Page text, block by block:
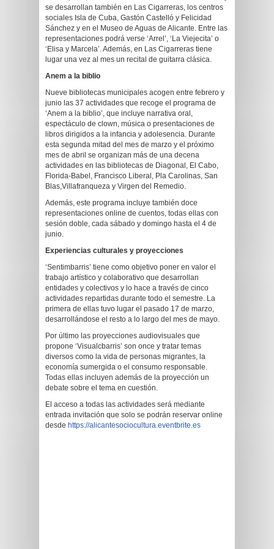
se desarrollan también en Las Cigarreras, los centros
sociales Isla de Cuba, Gastón Castelló y Felicidad
Sánchez y en el Museo de Aguas de Alicante. Entre las
representaciones podrá verse ‘Arrel’, ‘La Viejecita’ o
‘Elisa y Marcela’. Además, en Las Cigarreras tiene
lugar una vez al mes un recital de guitarra clásica.
Anem a la biblio
Nueve bibliotecas municipales acogen entre febrero y
junio las 37 actividades que recoge el programa de
‘Anem a la biblio’, que incluye narrativa oral,
espectáculo de clown, música o presentaciones de
libros dirigidos a la infancia y adolesencia. Durante
esta segunda mitad del mes de marzo y el próximo
mes de abril se organizan más de una decena
actividades en las bibliotecas de Diagonal, El Cabo,
Florida-Babel, Francisco Liberal, Pla Carolinas, San
Blas,Villafranqueza y Virgen del Remedio.
Además, este programa incluye también doce
representaciones online de cuentos, todas ellas con
sesión doble, cada sábado y domingo hasta el 4 de
junio.
Experiencias culturales y proyecciones
‘Sentimbarris’ tiene como objetivo poner en valor el
trabajo artístico y colaborativo que desarrollan
entidades y colectivos y lo hace a través de cinco
actividades repartidas durante todo el semestre. La
primera de ellas tuvo lugar el pasado 17 de marzo,
desarrollándose el resto a lo largo del mes de mayo.
Por último las proyecciones audiovisuales que
propone ‘Visualcbarris’ son once y tratar temas
diversos como la vida de personas migrantes, la
economía sumergida o el consumo responsable.
Todas ellas incluyen además de la proyección un
debate sobre el tema en cuestión.
El acceso a todas las actividades será mediante
entrada invitación que solo se podrán reservar online
desde https://alicantesociocultura.eventbrite.es